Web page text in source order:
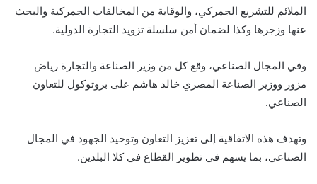
الملائم للتشريع الجمركي، والوقاية من المخالفات الجمركية والبحث
عنها وزجرها وكذا لضمان أمن سلسلة تزويد التجارة الدولية.
وفي المجال الصناعي، وقع كل من وزير الصناعة والتجارة رياض
مزور ووزير الصناعة المصري خالد هاشم على بروتوكول للتعاون
الصناعي.
وتهدف هذه الاتفاقية إلى تعزيز التعاون وتوحيد الجهود في المجال
الصناعي، بما يسهم في تطوير القطاع في كلا البلدين.